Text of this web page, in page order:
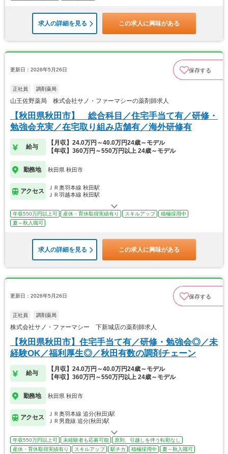
求人の詳細を見る この求人に興味がある
更新日：2026年5月26日 保存する
正社員 調剤薬局
山王佐野薬局 株式会社サノ・ファーマシーの薬剤師求人
【秋田県秋田市】 総合科目／住宅手当て有／研修・
勉強会充実／在宅取り組み店舗有／海外研修有
給与
【月収】24.0万円～40.0万円24歳～モデル
【年収】360万円～550万円以上 24歳～モデル
勤務地 秋田県 秋田市
アクセス
ＪＲ奥羽本線 秋田駅
ＪＲ羽越本線 秋田駅
年収550万円以上可 産休・育休取得実績有り スキルアップ
積極採用中
夏～秋入職可
求人の詳細を見る この求人に興味がある
更新日：2026年5月26日 保存する
正社員 調剤薬局
株式会社サノ・ファーマシー 下新城店の薬剤師求人
【秋田県秋田市】住宅手当て有／研修・勉強会◎／未
経験OK／福利厚生◎／秋田有数の調剤チェーン
給与
【月収】24.0万円～40.0万円24歳～モデル
【年収】360万円～550万円以上 24歳～モデル
勤務地 秋田県 秋田市
アクセス
ＪＲ奥羽本線 追分(秋田)駅
ＪＲ男鹿線 追分(秋田)駅
年収550万円以上可 未経験者も応募可能
原則、引越しを伴う転勤なし
産休・育休取得実績有り
スキルアップ 駅チカ 積極採用中 夏～秋入職可